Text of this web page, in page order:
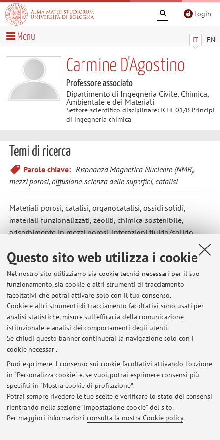
Questo sito web utilizza i cookie
Nel nostro sito utilizziamo sia cookie tecnici necessari per il suo
funzionamento, sia cookie e altri strumenti di tracciamento
facoltativi che potrai attivare solo con il tuo consenso.
Cookie e altri strumenti di tracciamento facoltativi sono usati per
analisi statistiche, misure sull'efficacia della comunicazione
istituzionale e analisi dei comportamenti degli utenti.
Se chiudi questo banner continuerai la navigazione solo con i
cookie necessari.
Puoi esprimere il consenso sui cookie facoltativi attivando l'opzione
in "Personalizza cookie" e, se vuoi, potrai esprimere consensi più
specifici in "Mostra cookie di profilazione".
Potrai sempre rivedere le tue scelte e verificare lo stato dei consensi
rientrando nella sezione "Impostazione cookie" del sito.
Per maggiori informazioni consulta la nostra Cookie policy.
Login
IT EN
Menu
Carmine D'Agostino
Professore associato
Dipartimento di Ingegneria Civile, Chimica,
Ambientale e dei Materiali
Settore scientifico disciplinare: ICHI-01/B Principi
di ingegneria chimica
Temi di ricerca
Parole chiave: Risonanza Magnetica Nucleare (NMR),
mezzi porosi, diffusione, scienza delle superfici, catalisi
Materiali porosi, catalisi, organocatalisi, ossidi solidi,
materiali funzionalizzati, zeoliti, chimica sostenibile,
adsorbimento in mezzi porosi, interazioni fluido/solido,
membrane, trasporto e diffusione in fluidi e mezzi porosi,
diffusione e adsorbimento in catalisi, dinamica molecolare,
soft matter, liquidi ionici, green solvents, chimica fine,
prodotti petrolchimici, spettroscopia di risonanza magnetica
nucleare (NMR), diffusometria NMR a gradiente di campo
pulsato (PFG) e rilassometria NMR, spettroscopia Terahertz
(THz), spettroscopia a infrarossi (IR), spettroscopia Raman,
analisi termica (TGA, TPD, TPO, TPR), spettrometria di massa,
gascromatografia.
Ultimi avvisi
Al momento non sono presenti avvisi.